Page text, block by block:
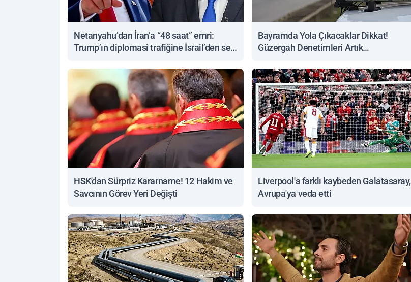
Netanyahu’dan İran’a “48 saat” emri:
Trump’ın diplomasi trafiğine İsrail’den sert
Bayramda Yola Çıkacaklar Dikkat!
Güzergah Denetimleri Artık
HSK'dan Sürpriz Kararname! 12 Hakim ve
Savcının Görev Yeri Değişti
Liverpool'a farklı kaybeden Galatasaray,
Avrupa'ya veda etti